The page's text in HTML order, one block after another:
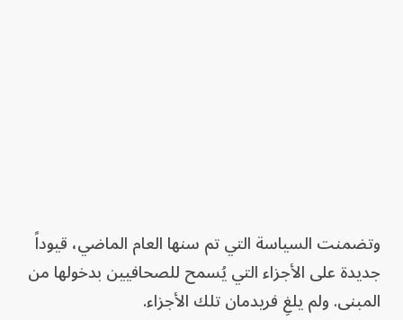
وتضمنت السياسة التي تم سنها العام الماضي، قيوداً
جديدة على الأجزاء التي يُسمح للصحافيين بدخولها من
المبنى. ولم يلغِ فريدمان تلك الأجزاء.